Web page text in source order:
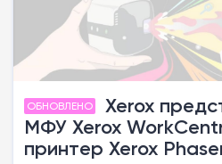
ОБНОВЛЕНО
Xerox
МФУ Xerox
принтер Xerox